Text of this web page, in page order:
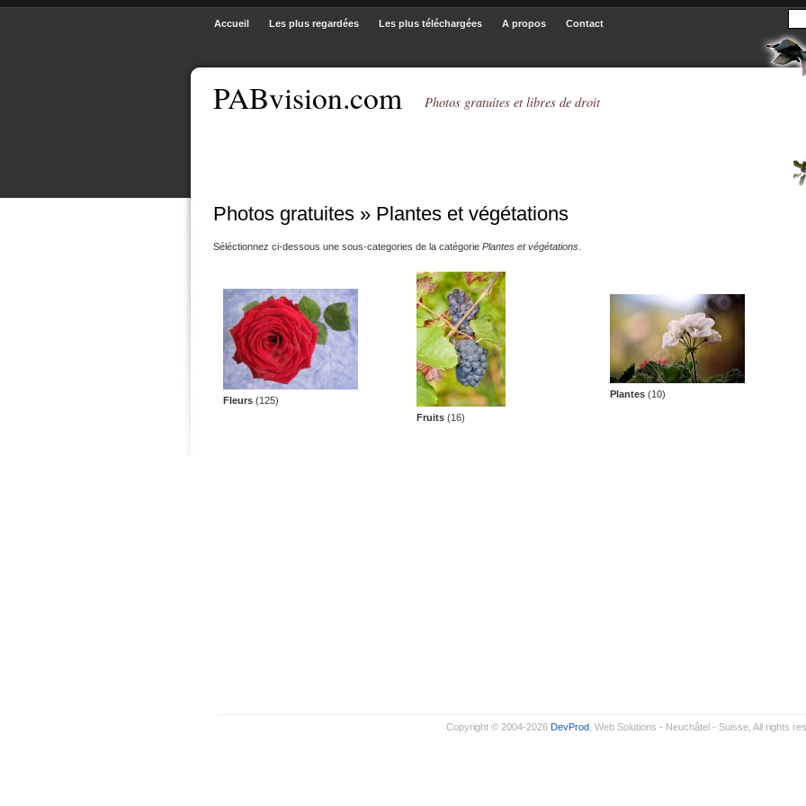
PABvision.com Photos gratuites et libres de droit
Accueil Les plus regardées Les plus téléchargées A propos Contact
Photos gratuites » Plantes et végétations
Séléctionnez ci-dessous une sous-categories de la catégorie Plantes et végétations
Fleurs (125)
Fruits (16)
Plantes (10)
Copyright © 2004-2026 DevProd , Web Solutions - Neuchâtel - Suisse, All rights